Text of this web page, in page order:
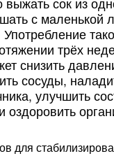
с маленькой
трёх
снизить
сосуды,
улучшить
оздоровить
для